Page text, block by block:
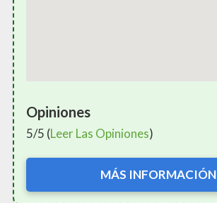
Opiniones
5/5 (Leer Las Opiniones)
MÁS INFORMACIÓN